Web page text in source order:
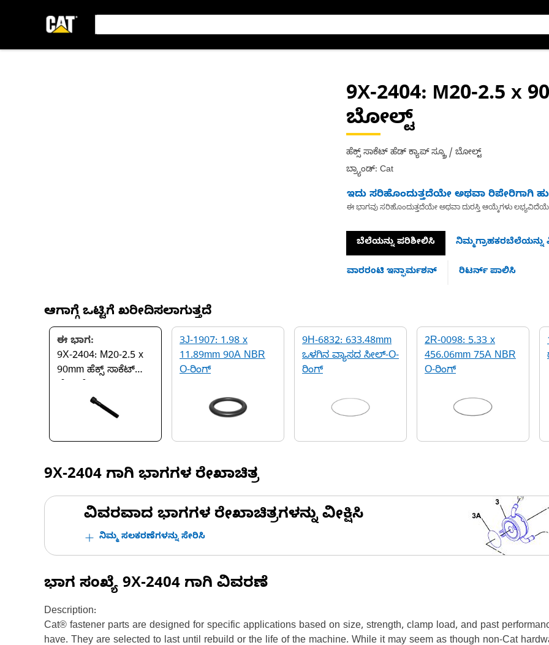
9X-2404: M20-2.5 x
ಬೋಲ್ಟ್
ಹೆಕ್ಸ್ ಸಾಕೆಟ್ ಹೆಡ್ ಕ್ಯಾಪ್ ಸ್ಕ್ರೂ / ಬೋಲ್ಟ್
ಬ್ರ್ಯಾಂಡ್: Cat
ಇದು ಸರಿಹೊಂದುತ್ತದೆಯೇ ಅಥವಾ ರಿಪೇರಿಗಾಗಿ
ಈ ಭಾಗವು ಸರಿಹೊಂದುತ್ತದೆಯೇ ಅಥವಾ ದುರಸ್ತಿ ಆಯ್ಕೆಗಳು
ಬೆಲೆಯನ್ನು ಪರಿಶೀಲಿಸಿ ನಿಮ್ಮಗ್ರಾಹಕರಬೆಲೆಯನ್ನು
ವಾರರಂಟಿ ಇನ್ಫಾರ್ಮಶನ್ ರಿಟರ್ನ್ ಪಾಲಿಸಿ
ಆಗಾಗ್ಗೆ ಒಟ್ಟಿಗೆ ಖರೀದಿಸಲಾಗುತ್ತದೆ
ಈ ಭಾಗ:
9X-2404: M20-2.5 x
90mm ಹೆಕ್ಸ್ ಸಾಕೆಟ್
3J-1907: 1.98 x
11.89mm 90A NBR
O-ರಿಂಗ್
9H-6832: 633.48mm
ಒಳಗಿನ ವ್ಯಾಸದ ಸೀಲ್-O-
ರಿಂಗ್
2R-0098: 5.33 x
456.06mm 75A NBR
O-ರಿಂಗ್
9X-2404 ಗಾಗಿ ಭಾಗಗಳ ರೇಖಾಚಿತ್ರ
ವಿವರವಾದ ಭಾಗಗಳ ರೇಖಾಚಿತ್ರಗಳನ್ನು ವೀಕ್ಷಿಸಿ
ನಿಮ್ಮ ಸಲಕರಣೆಗಳನ್ನು ಸೇರಿಸಿ
ಭಾಗ ಸಂಖ್ಯೆ 9X-2404 ಗಾಗಿ ವಿವರಣೆ
Description:
Cat® fastener parts are designed for specific applications based on size, strength, clamp load, and past
have. They are selected to last until rebuild or the life of the machine. While it may seem as though non-Cat